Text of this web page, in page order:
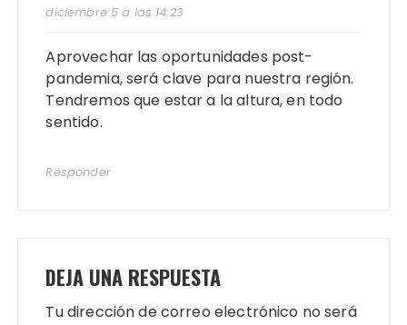
diciembre 5 a las 14:23
Aprovechar las oportunidades post-
pandemia, será clave para nuestra región.
Tendremos que estar a la altura, en todo
sentido.
Responder
DEJA UNA RESPUESTA
Tu dirección de correo electrónico no será